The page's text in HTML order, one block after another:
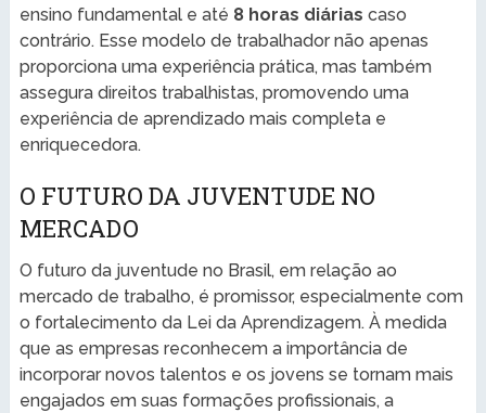
ensino fundamental e até 8 horas diárias caso
contrário. Esse modelo de trabalhador não apenas
proporciona uma experiência prática, mas também
assegura direitos trabalhistas, promovendo uma
experiência de aprendizado mais completa e
enriquecedora.
O FUTURO DA JUVENTUDE NO
MERCADO
O futuro da juventude no Brasil, em relação ao
mercado de trabalho, é promissor, especialmente com
o fortalecimento da Lei da Aprendizagem. À medida
que as empresas reconhecem a importância de
incorporar novos talentos e os jovens se tornam mais
engajados em suas formações profissionais, a